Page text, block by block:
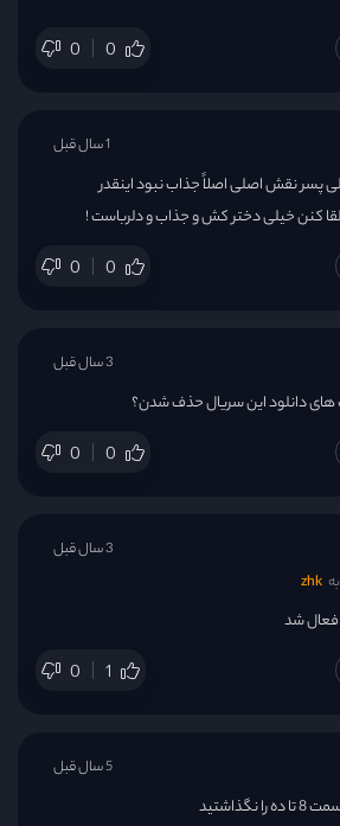
0 0
پسر نقش اصلی اصلاً جذاب نبود اینقدر
کنن خیلی دختر کش و جذاب و دلرباست !
0 0
1 سال قبل
دانلود این سریال حذف شدن؟
0 0
3 سال قبل
zhk
فعال شد
0 1
3 سال قبل
5 سال قبل